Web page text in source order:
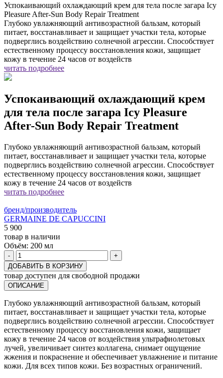
Успокаивающий охлаждающий крем для тела после загара Icy
Pleasure After-Sun Body Repair Treatment
Глубоко увлажняющий антивозрастной бальзам, который
питает, восстанавливает и защищает участки тела, которые
подверглись воздействию солнечной агрессии. Cпособствует
естественному процессу восстановления кожи, защищает
кожу в течение 24 часов от воздейств
читать подробнее
Успокаивающий охлаждающий крем
для тела после загара Icy Pleasure
After-Sun Body Repair Treatment
Глубоко увлажняющий антивозрастной бальзам, который
питает, восстанавливает и защищает участки тела, которые
подверглись воздействию солнечной агрессии. Cпособствует
естественному процессу восстановления кожи, защищает
кожу в течение 24 часов от воздейств
читать подробнее
бренд/производитель
GERMAINE DE CAPUCCINI
5 900
товар в наличии
Объём: 200 мл
-
+
ДОБАВИТЬ В КОРЗИНУ
товар доступен для свободной продажи
ОПИСАНИЕ
Глубоко увлажняющий антивозрастной бальзам, который
питает, восстанавливает и защищает участки тела, которые
подверглись воздействию солнечной агрессии. Cпособствует
естественному процессу восстановления кожи, защищает
кожу в течение 24 часов от воздействия ультрафиолетовых
лучей, увеличивает синтез коллагена, снимает ощущение
жжения и покраснение и обеспечивает увлажнение и питание
кожи. Для всех типов кожи. Без возрастных ограничений.